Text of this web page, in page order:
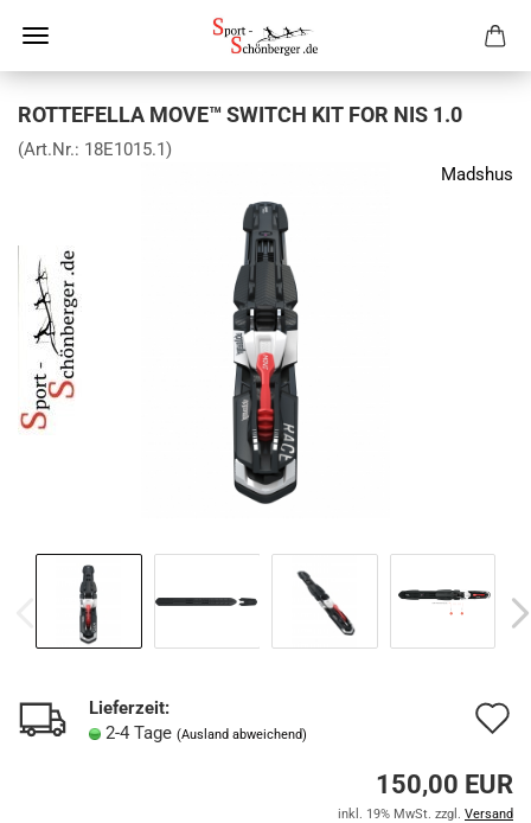
ROTTEFELLA MOVE™ SWITCH KIT FOR NIS 1.0
(Art.Nr.: 18E1015.1)
Madshus
Lieferzeit:
2-4 Tage (Ausland abweichend)
150,00 EUR
inkl. 19% MwSt. zzgl. Versand